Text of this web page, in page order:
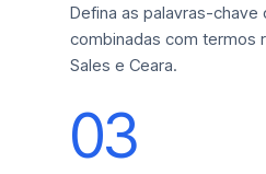
Defina as palavras-chave
combinadas com termos
Sales e Ceara.
03